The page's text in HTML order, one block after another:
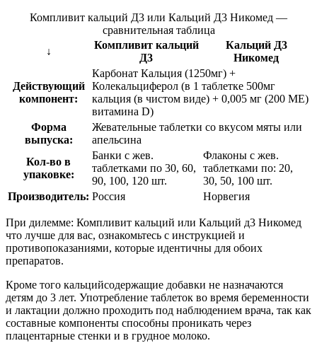
Компливит кальций Д3 или Кальций Д3 Никомед —
сравнительная таблица
↓
Компливит кальций
Д3
Кальций Д3
Никомед
Действующий
компонент:
Карбонат Кальция (1250мг) +
Колекальциферол (в 1 таблетке 500мг
кальция (в чистом виде) + 0,005 мг (200 МЕ)
витамина D)
Форма
выпуска:
Жевательные таблетки со вкусом мяты или
апельсина
Кол-во в
упаковке:
Банки с жев.
таблетками по 30, 60,
90, 100, 120 шт.
Флаконы с жев.
таблетками по: 20,
30, 50, 100 шт.
Производитель: Россия Норвегия
При дилемме: Компливит кальций или Кальций д3 Никомед
что лучше для вас, ознакомьтесь с инструкцией и
противопоказаниями, которые идентичны для обоих
препаратов.
Кроме того кальцийсодержащие добавки не назначаются
детям до 3 лет. Употребление таблеток во время беременности
и лактации должно проходить под наблюдением врача, так как
составные компоненты способны проникать через
плацентарные стенки и в грудное молоко.